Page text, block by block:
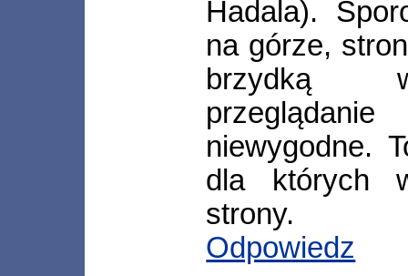
Hadala).
na górze,
brzydką
niewygodne.
dla których
strony.
Odpowiedz